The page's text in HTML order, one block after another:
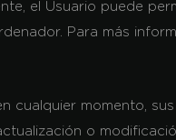
el Usuario puede
Para más
cualquier momento,
o